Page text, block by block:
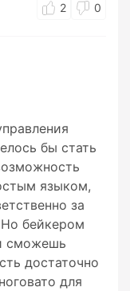
2 0
бы стать
языком,
за
бейкером
сможешь
достаточно
для